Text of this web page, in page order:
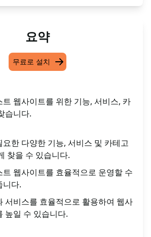
요약
무료로 설치
트 웹사이트를 위한 기능, 서비스, 카
습니다.
요한 다양한 기능, 서비스 및 카테고
찾을 수 있습니다.
트 웹사이트를 효율적으로 운영할 수
니다.
서비스를 효율적으로 활용하여 웹사
높일 수 있습니다.